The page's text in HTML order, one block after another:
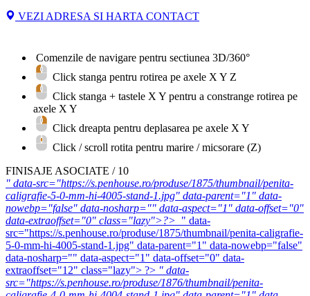
VEZI ADRESA SI HARTA CONTACT
Comenzile de navigare pentru sectiunea 3D/360°
Click stanga pentru rotirea pe axele X Y Z
Click stanga + tastele X Y pentru a constrange rotirea pe
axele X Y
Click dreapta pentru deplasarea pe axele X Y
Click / scroll rotita pentru marire / micsorare (Z)
FINISAJE ASOCIATE / 10
" data-src="https://s.penhouse.ro/produse/1875/thumbnail/penita-
caligrafie-5-0-mm-hi-4005-stand-1.jpg" data-parent="1" data-
nowebp="false" data-nosharp="" data-aspect="1" data-offset="0"
data-extraoffset="0" class="lazy">?> " data-
src="https://s.penhouse.ro/produse/1875/thumbnail/penita-caligrafie-
5-0-mm-hi-4005-stand-1.jpg" data-parent="1" data-nowebp="false"
data-nosharp="" data-aspect="1" data-offset="0" data-
extraoffset="12" class="lazy"> ?> " data-
src="https://s.penhouse.ro/produse/1876/thumbnail/penita-